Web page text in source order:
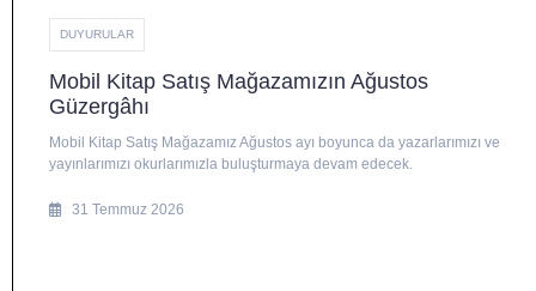
DUYURULAR
Mobil Kitap Satış Mağazamızın Ağustos
Güzergâhı
Mobil Kitap Satış Mağazamız Ağustos ayı boyunca da yazarlarımızı ve
yayınlarımızı okurlarımızla buluşturmaya devam edecek.
31 Temmuz 2026